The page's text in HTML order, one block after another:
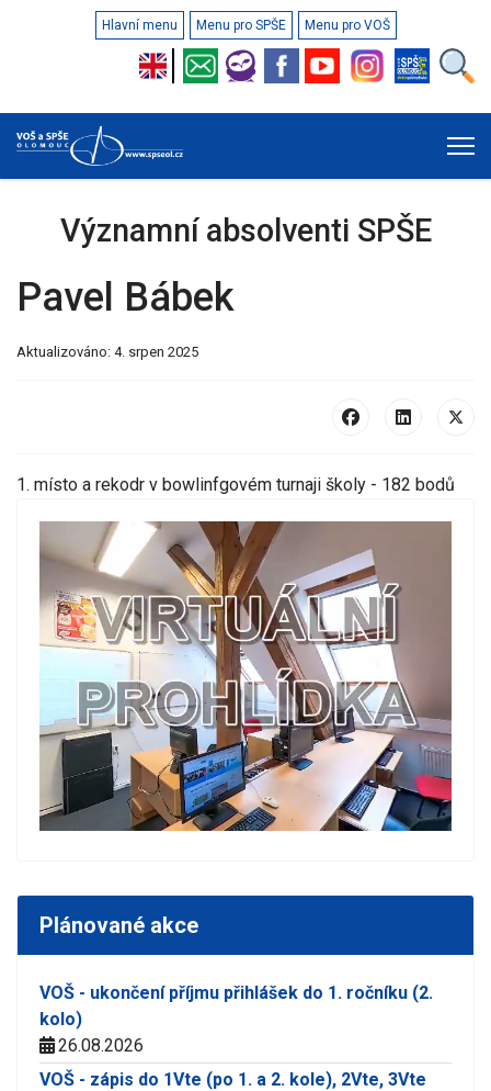
Hlavní menu Menu pro SPŠE Menu pro VOŠ
Významní absolventi SPŠE
Pavel Bábek
Aktualizováno: 4. srpen 2025
1. místo a rekodr v bowlinfgovém turnaji školy - 182 bodů
Plánované akce
VOŠ - ukončení příjmu přihlášek do 1. ročníku (2.
kolo)
26.08.2026
VOŠ - zápis do 1Vte (po 1. a 2. kole), 2Vte, 3Vte